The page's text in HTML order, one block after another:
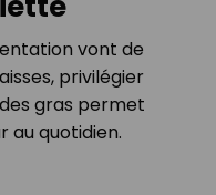
vont de
privilégier
gras permet
quotidien.